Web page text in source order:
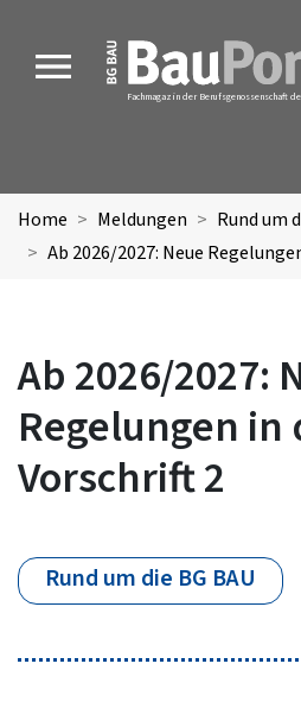
MENU
Fachmagazin der Berufsgenossenschaft
Home Meldungen
Rund um
Ab 2026/2027: Neue
Ab 2026/2027:
Regelungen in
Vorschrift 2
Rund um die BG BAU